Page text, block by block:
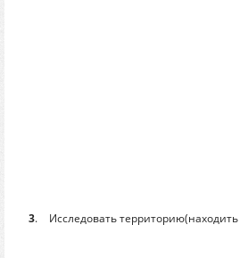
3. Исследовать